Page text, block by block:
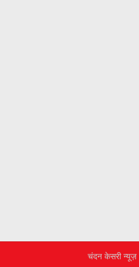
चंदन केसरी न्यूज़